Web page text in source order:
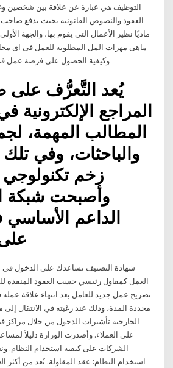
التوظيف هي عبارة عن علاقة بين شخصين
العقود والنصوص القانونية بحيث يدفع
ماديًا نظير الأعمال التي يقوم بها، والجهة
ماهى مهرات المل المطلوبة للعمل فى اى
وكيفية الحصول على فرصة عمل
يُعد التَّعرُّف على
المراجع الإلكترونية
المطالب المهمة،
والباحثات، وفي تلك
زخم تكنولوجي
وأصبحت شبكة
الداعم
العمل كمقاول رئيسي حسب العقود المنفذة
تصريح عمل جديد للعامل بعد انتهاء علاقة عمله
محددة المدة، وذلك عند رغبته في الانتقال
الخارجية تأشيرات الدخول من خلال مراكز
على العملاء. وأصدرت الوزارة دليلاً
الشركات على كيفية استخدام النظام.
استخدام النظام: عقد المقاولة. تُعد من أكثر